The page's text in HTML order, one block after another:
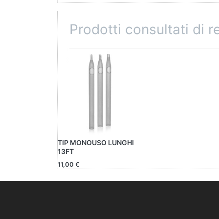
Prodotti consultati di
TIP MONOUSO LUNGHI
13FT
11,00 €